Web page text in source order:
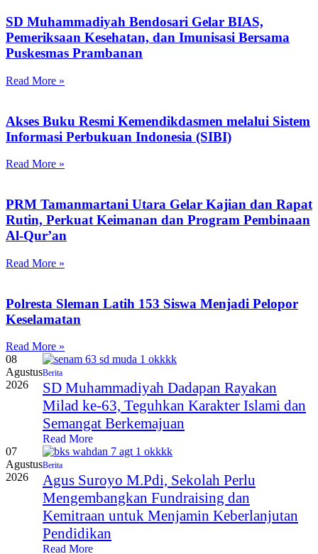
SD Muhammadiyah Bendosari Gelar BIAS,
Pemeriksaan Kesehatan, dan Imunisasi Bersama
Puskesmas Prambanan
Read More »
Akses Buku Resmi Kemendikdasmen melalui Sistem
Informasi Perbukuan Indonesia (SIBI)
Read More »
PRM Tamanmartani Utara Gelar Kajian dan Rapat
Rutin, Perkuat Keimanan dan Program Pembinaan
Al-Qur’an
Read More »
Polresta Sleman Latih 153 Siswa Menjadi Pelopor
Keselamatan
Read More »
08
Agustus
2026
Berita
SD Muhammadiyah Dadapan Rayakan
Milad ke-63, Teguhkan Karakter Islami dan
Semangat Berkemajuan
Read More
07
Agustus
2026
Berita
Agus Suroyo M.Pdi, Sekolah Perlu
Mengembangkan Fundraising dan
Kemitraan untuk Menjamin Keberlanjutan
Pendidikan
Read More